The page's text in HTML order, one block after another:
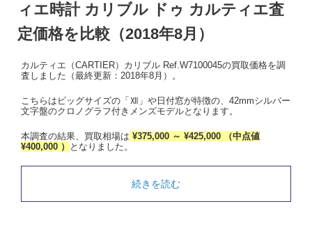
ィエ時計 カリブル ドゥ カルティエ査
定価格を比較（2018年8月）
カルティエ（CARTIER）カリブル Ref.W7100045の買取価格を調
査しました（最終更新：2018年8月）。
こちらはビッグサイズの「Ⅻ」や日付窓が特徴の、42mmシルバー
文字盤のクロノグラフ付きメンズモデルとなります。
本調査の結果、買取相場は ¥375,000 ～ ¥425,000 （中点値
¥400,000 ）
となりました。
続きを読む